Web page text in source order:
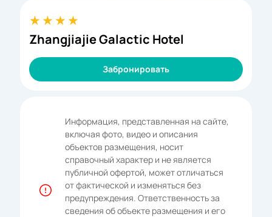
Zhangjiajie Galactic Hotel
Забронировать
Информация, представленная на сайте,
включая фото, видео и описания
объектов размещения, носит
справочный характер и не является
публичной офертой, может отличаться
от фактической и изменяться без
предупреждения. Ответственность за
сведения об объекте размещения и его